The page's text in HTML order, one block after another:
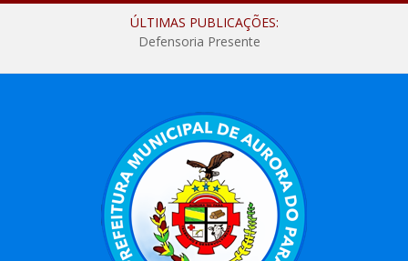
ÚLTIMAS PUBLICAÇÕES:
Defensoria Presente